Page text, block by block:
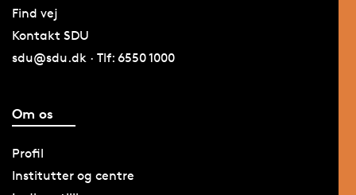
Find vej
Kontakt SDU
sdu@sdu.dk · Tlf: 6550 1000
Om os
Profil
Institutter og centre